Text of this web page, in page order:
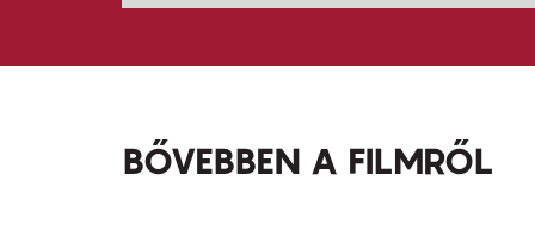
BŐVEBBEN A FILMRŐL